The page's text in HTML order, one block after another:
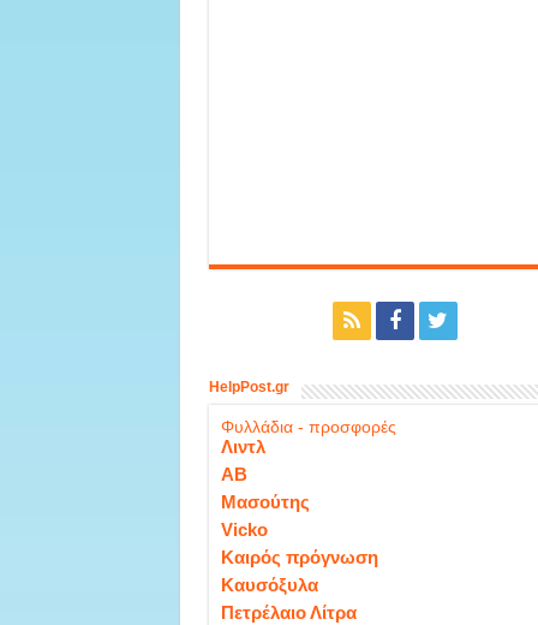
HelpPost.gr
Φυλλάδια - προσφορές
Λιντλ
ΑΒ
Μασούτης
Vicko
Καιρός πρόγνωση
Καυσόξυλα
Πετρέλαιο Λίτρα